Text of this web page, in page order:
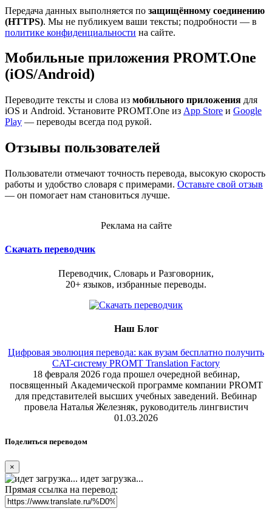
Передача данных выполняется по защищённому соединению
(HTTPS). Мы не публикуем ваши тексты; подробности — в
политике конфиденциальности на сайте.
Мобильные приложения PROMT.One
(iOS/Android)
Переводите тексты и слова из мобильного приложения для
iOS и Android. Установите PROMT.One из App Store и Google
Play — переводы всегда под рукой.
Отзывы пользователей
Пользователи отмечают точность перевода, высокую скорость
работы и удобство словаря с примерами. Оставьте свой отзыв
— он помогает нам становиться лучше.
Реклама на сайте
Скачать переводчик
Переводчик, Словарь и Разговорник,
20+ языков, избранные переводы.
Наш Блог
Цифровая эволюция перевода: как вузам бесплатно получить
CAT-систему PROMT Translation Factory
18 февраля 2026 года прошел очередной вебинар,
посвященный Академической программе компании PROMT
для представителей высших учебных заведений. Вебинар
провела Наталья Железняк, руководитель лингвистич
01.03.2026
Поделиться переводом
×
идет загрузка...
Прямая ссылка на перевод: